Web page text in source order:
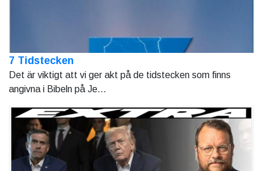
7 Tidstecken
Det är viktigt att vi ger akt på de tidstecken som finns
angivna i Bibeln på Je...